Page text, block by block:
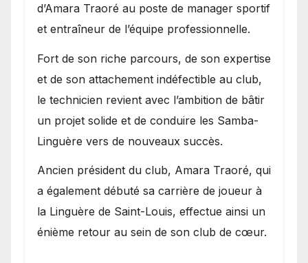
d’Amara Traoré au poste de manager sportif
et entraîneur de l’équipe professionnelle.
Fort de son riche parcours, de son expertise
et de son attachement indéfectible au club,
le technicien revient avec l’ambition de bâtir
un projet solide et de conduire les Samba-
Linguère vers de nouveaux succès.
Ancien président du club, Amara Traoré, qui
a également débuté sa carrière de joueur à
la Linguère de Saint-Louis, effectue ainsi un
énième retour au sein de son club de cœur.